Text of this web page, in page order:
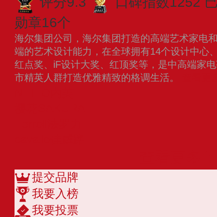
勋章16个
海尔集团公司，海尔集团打造的高端艺术家电
端的艺术设计能力，在全球拥有14个设计中心
红点奖、iF设计大奖、红顶奖等，是中高端家
市精英人群打造优雅精致的格调生活。
提交品牌
我要入榜
我要投票